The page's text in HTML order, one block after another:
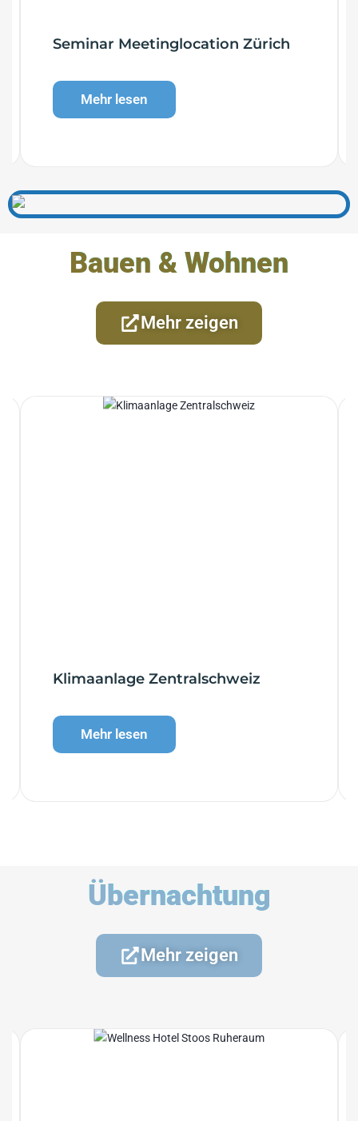
Seminar Meetinglocation Zürich
Mehr lesen
Bauen & Wohnen
Mehr zeigen
Klimaanlage Zentralschweiz
Mehr lesen
Übernachtung
Mehr zeigen